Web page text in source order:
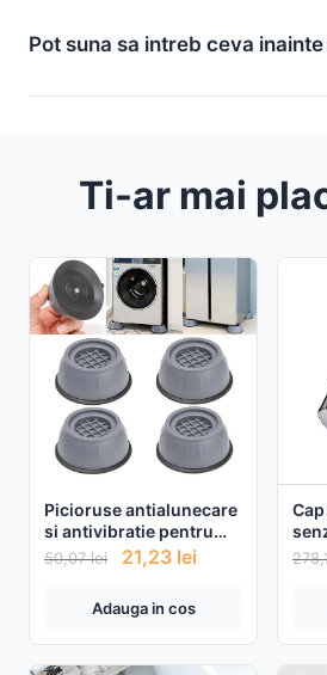
Pot suna sa intreb ceva
Ti-ar mai
Picioruse antialunecare
si antivibratie pentru
masina de spalat, 4
50,07lei 21,23 lei
Adauga in cos